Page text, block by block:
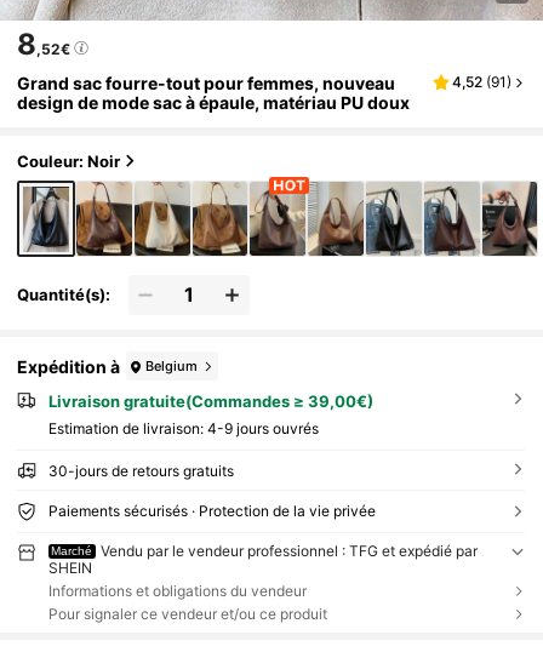
8,52€
Grand sac fourre-tout pour femmes, nouveau
design de mode sac à épaule, matériau PU doux
4,52 (91)
Couleur: Noir
Quantité(s):
Expédition à Belgium
Livraison gratuite(Commandes ≥ 39,00€)
Estimation de livraison: 4-9 jours ouvrés
30-jours de retours gratuits
Paiements sécurisés · Protection de la vie privée
Marché
Vendu par le vendeur professionnel : TFG et expédié par
SHEIN
Informations et obligations du vendeur
Pour signaler ce vendeur et/ou ce produit